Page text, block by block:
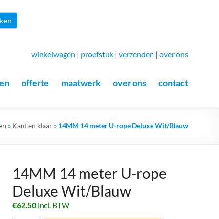
winkelwagen | proefstuk | verzenden | over ons
offerte maatwerk over ons contact
» Kant en klaar » 14MM 14 meter U-rope Deluxe Wit/Blauw
14MM 14 meter U-rope
Deluxe Wit/Blauw
€62.50 incl. BTW